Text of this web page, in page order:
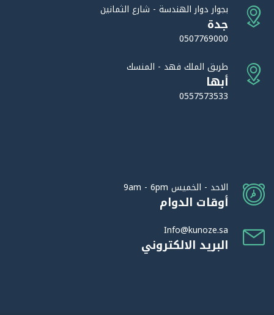
بجوار دوار الهندسة - شارع الثمانين
جدة
0507769000
طريق الملك فهد - المنسك
أبها
0557573533
الاحد - الخميس 9am - 6pm
أوقات الدوام
Info@kunoze.sa
البريد الالكتروني